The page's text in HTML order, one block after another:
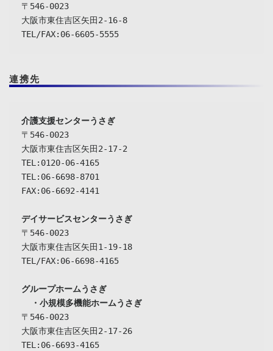
〒546-0023
大阪市東住吉区矢田2-16-8
TEL/FAX:06-6605-5555
連携先
介護支援センターうさぎ
〒546-0023
大阪市東住吉区矢田2-17-2
TEL:0120-06-4165
TEL:06-6698-8701
FAX:06-6692-4141
デイサービスセンターうさぎ
〒546-0023
大阪市東住吉区矢田1-19-18
TEL/FAX:06-6698-4165
グループホームうさぎ
  ・小規模多機能ホームうさぎ
〒546-0023
大阪市東住吉区矢田2-17-26
TEL:06-6693-4165